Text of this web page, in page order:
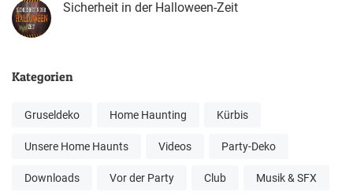
Sicherheit in der Halloween-Zeit
Kategorien
Gruseldeko Home Haunting Kürbis
Unsere Home Haunts Videos Party-Deko
Downloads Vor der Party Club Musik & SFX